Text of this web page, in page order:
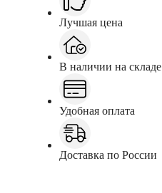
Лучшая цена
В наличии на складе
Удобная оплата
Доставка по России